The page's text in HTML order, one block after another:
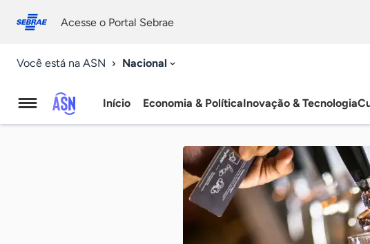
conosco
Acesse o Portal Sebrae
Você está na ASN Nacional
Agência
Início Economia & PolíticaInovação & Tecnologia